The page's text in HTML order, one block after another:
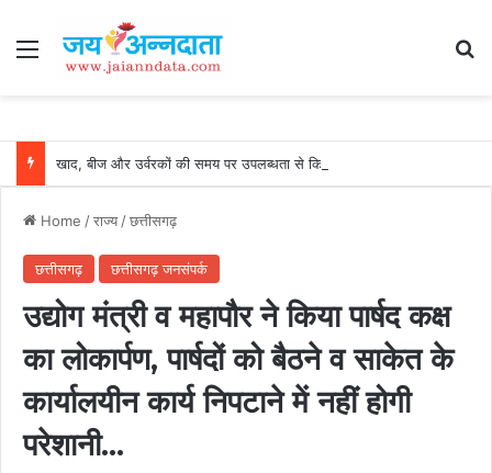
Menu
Home /राज्य/छत्तीसगढ़
छत्तीसगढ़ छत्तीसगढ़ जनसंपर्क
उद्योग मंत्री व महापौर ने किया पार्षद कक्ष
का लोकार्पण, पार्षदों को बैठने व साकेत के
कार्यालयीन कार्य निपटाने में नहीं होगी
परेशानी…